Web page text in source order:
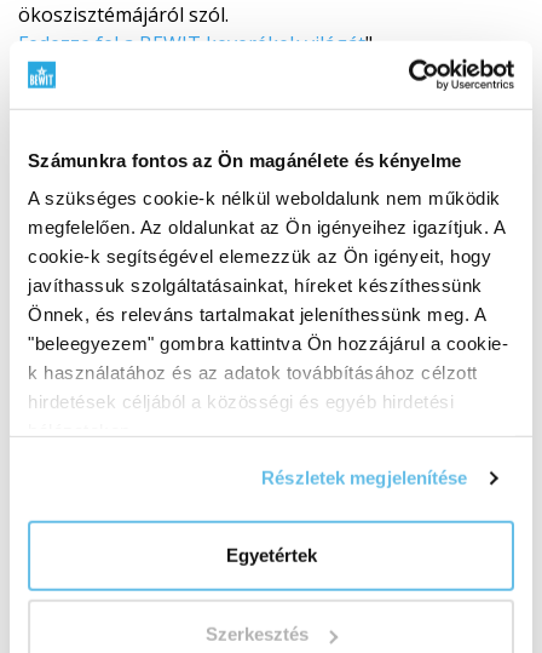
Számunkra fontos az Ön magánélete és kényelme
A szükséges cookie-k nélkül weboldalunk nem működik
megfelelően. Az oldalunkat az Ön igényeihez igazítjuk. A
cookie-k segítségével elemezzük az Ön igényeit, hogy
javíthassuk szolgáltatásainkat, híreket készíthessünk
Önnek, és releváns tartalmakat jeleníthessünk meg. A
"beleegyezem" gombra kattintva Ön hozzájárul a cookie-
k használatához és az adatok továbbításához célzott
hirdetések céljából a közösségi és egyéb hirdetési
Részletek megjelenítése
Egyetértek
Szerkesztés
ökoszisztémájá­ról szól.
Fedezze fel a BEWIT keverékek világát"
BEWIT QUALITY